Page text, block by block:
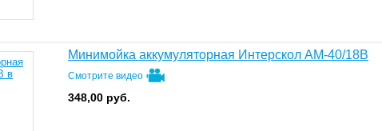
Минимойка аккумуляторная Интерскол АМ-40/18В
Смотрите видео
348,00 руб.